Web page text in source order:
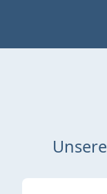
Produktgalerie